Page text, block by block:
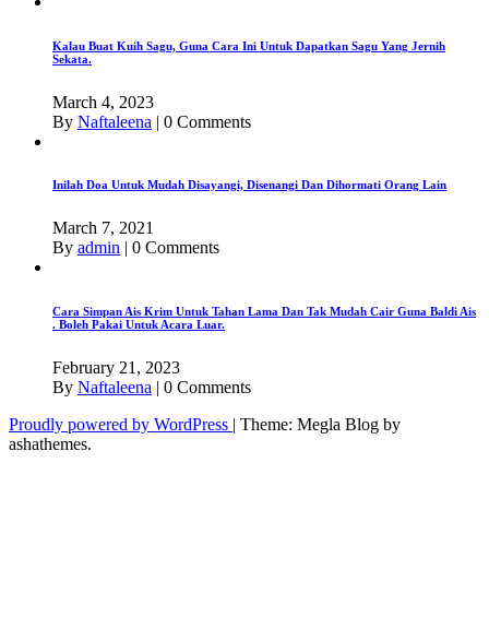
Kalau Buat Kuih Sagu, Guna Cara Ini Untuk Dapatkan Sagu Yang Jernih
Sekata.
March 4, 2023
By Naftaleena | 0 Comments
Inilah Doa Untuk Mudah Disayangi, Disenangi Dan Dihormati Orang Lain
March 7, 2021
By admin | 0 Comments
Cara Simpan Ais Krim Untuk Tahan Lama Dan Tak Mudah Cair Guna Baldi Ais
. Boleh Pakai Untuk Acara Luar.
February 21, 2023
By Naftaleena | 0 Comments
Proudly powered by WordPress | Theme: Megla Blog by
ashathemes.